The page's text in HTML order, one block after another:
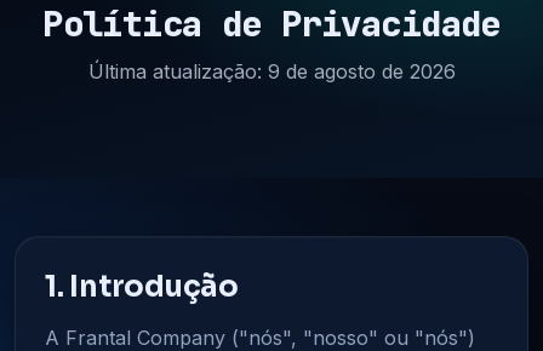
Política de Privacidade
Última atualização: 9 de agosto de 2026
1. Introdução
A Frantal Company ("nós", "nosso" ou "nós")